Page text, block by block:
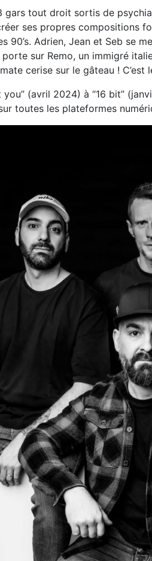
gars tout droit sortis de
ses propres compositions
90’s. Adrien, Jean et Seb se
porte sur Remo, un immigré
cerise sur le gâteau ! C’est
you” (avril 2024) à “16 bit”
toutes les plateformes